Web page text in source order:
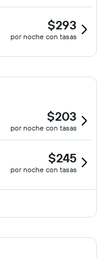
$293
por noche con tasas
$203
por noche con tasas
$245
por noche con tasas